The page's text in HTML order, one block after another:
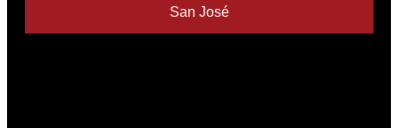
San José